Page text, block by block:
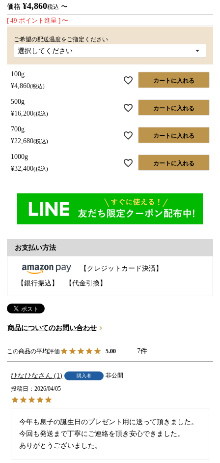
価格 ¥4,860税込 〜
[ 49 ポイント進呈 ] 〜
ご希望の配送温度をご指定ください
100g
¥4,860 税込
カートに入れる
500g
¥16,200 税込
カートに入れる
700g
¥22,680 税込
カートに入れる
1000g
¥32,400 税込
カートに入れる
お支払い方法
【クレジットカード決済】
【銀行振込】
【代金引換】
商品についてのお問い合わせ
5.00 7
ひなひな 1 購入者
非公開
投稿日
2026/04/05
今年も息子の誕生日のプレゼント用に送って頂きました。
今回も発送まで丁寧にご連絡を頂き安心できました。